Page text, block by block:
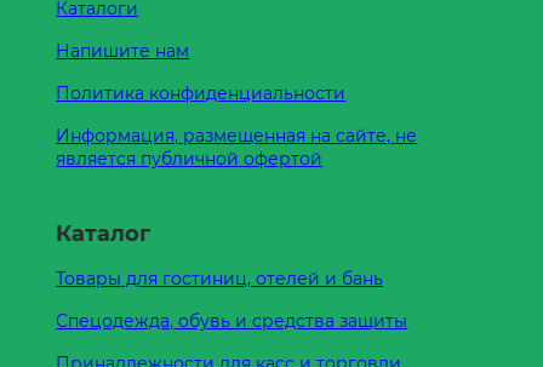
Каталоги
Напишите нам
Политика конфиденциальности
Информация, размещенная на сайте, не
является публичной офертой
Каталог
Товары для гостиниц, отелей и бань
Спецодежда, обувь и средства защиты